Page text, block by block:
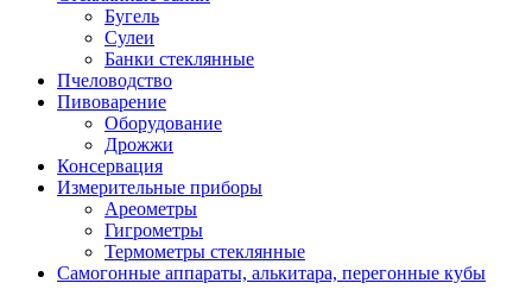
Бугель
Сулеи
Банки стеклянные
Пчеловодство
Пивоварение
Оборудование
Дрожжи
Консервация
Измерительные приборы
Ареометры
Гигрометры
Термометры стеклянные
Самогонные аппараты, алькитара, перегонные кубы